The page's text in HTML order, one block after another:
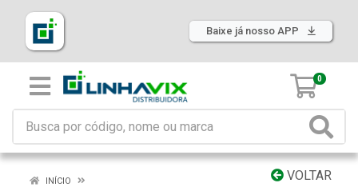
Baixe já nosso APP
0
VOLTAR
INÍCIO